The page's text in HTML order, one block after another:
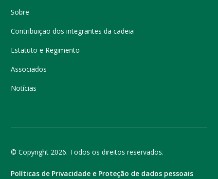
Sobre
Contribuição dos integrantes da cadeia
Estatuto e Regimento
Associados
Notícias
© Copyright 2026. Todos os direitos reservados.
Políticas de Privacidade e Proteção de dados pessoais